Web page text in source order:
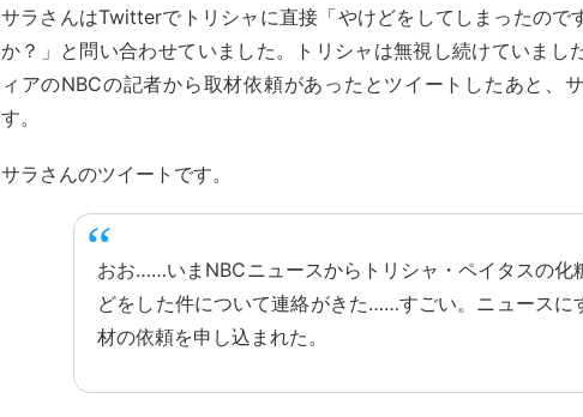
サラさんはTwitterでトリシャに直接「やけどをしてしまったので
か？」と問い合わせていました。トリシャは無視し続けていまし
ィアのNBCの記者から取材依頼があったとツイートしたあと、
す。
サラさんのツイートです。
おお……いまNBCニュースからトリシャ・ペイタスの化
どをした件について連絡がきた……すごい。ニュースに
材の依頼を申し込まれた。